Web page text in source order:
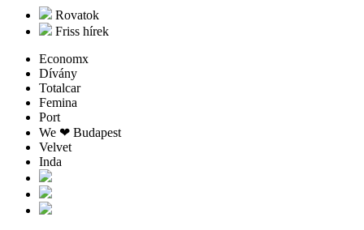
Rovatok
Friss hírek
Economx
Dívány
Totalcar
Femina
Port
We ❤︎ Budapest
Velvet
Inda